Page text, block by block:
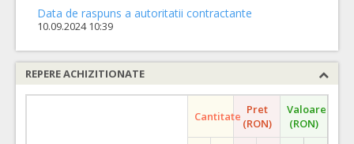
Data de raspuns a autoritatii contractante
10.09.2024 10:39
REPERE ACHIZITIONATE
Cantitate Pret
(RON)
Valoare
(RON)